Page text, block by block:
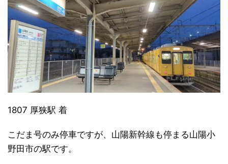
1807 厚狭駅 着
こだま号のみ停車ですが、山陽新幹線も停まる山陽小
野田市の駅です。